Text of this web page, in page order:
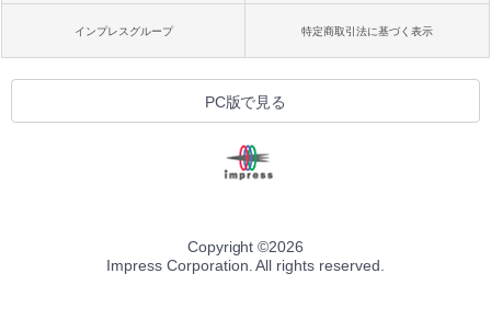
インプレスグループ 特定商取引法に基づく表示
PC版で見る
Copyright ©2026
Impress Corporation. All rights reserved.